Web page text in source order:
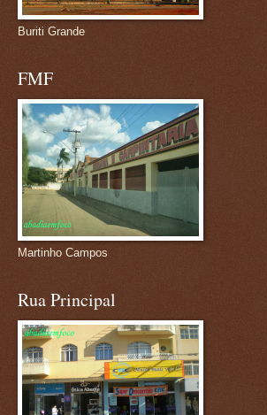
Buriti Grande
FMF
Martinho Campos
Rua Principal